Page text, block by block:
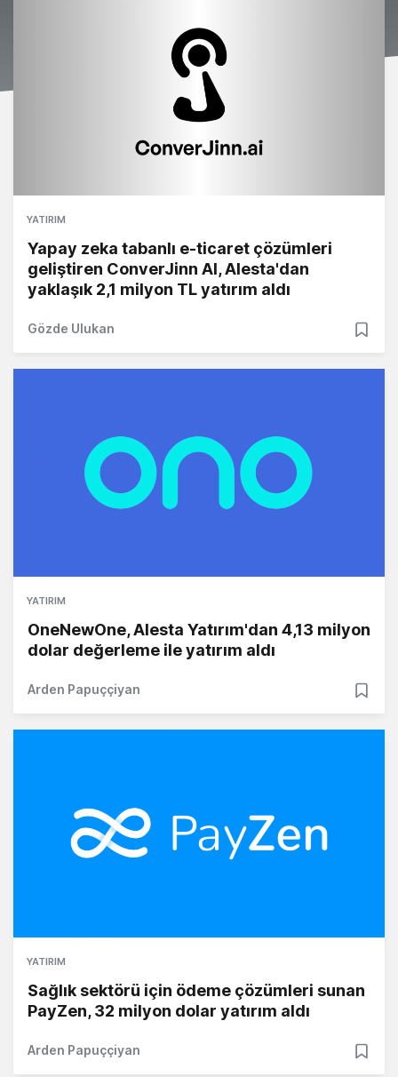
YATIRIM
Yapay zeka tabanlı e-ticaret çözümleri
geliştiren ConverJinn AI, Alesta'dan
yaklaşık 2,1 milyon TL yatırım aldı
Gözde Ulukan
YATIRIM
OneNewOne, Alesta Yatırım'dan 4,13 milyon
dolar değerleme ile yatırım aldı
Arden Papuççiyan
YATIRIM
Sağlık sektörü için ödeme çözümleri sunan
PayZen, 32 milyon dolar yatırım aldı
Arden Papuççiyan